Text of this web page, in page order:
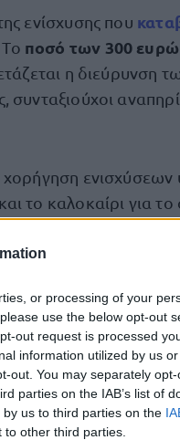
or processing of your
use the below opt-out
out request is processed
information utilized by us
out. You may separately
parties on the IAB’s list of
us to third parties on the
other third parties.
ενίσχυσης που
. Το ποσό των 300 ευρώ
η διεύρυνση
χορήγηση
και το καλοκαίρι για
σημερινά επίπεδα.
ασφαλιστικό
Εργασίας
στον Ιούλιο και θα